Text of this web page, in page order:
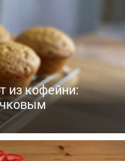
из кофейни: